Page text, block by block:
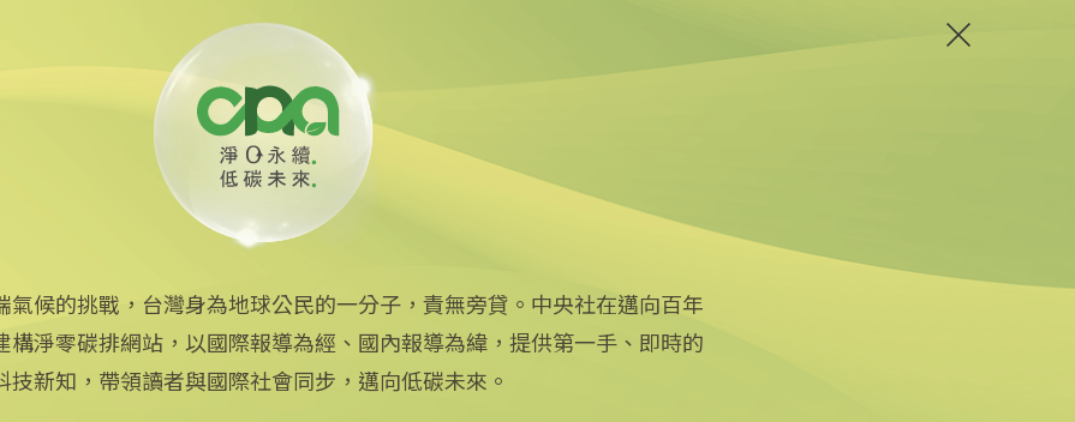
市場碳專案更透明
氣候的挑戰，台灣身為地球公民的一分子，責無旁貸。中央社在邁向百年
構淨零碳排網站，以國際報導為經、國內報導為緯，提供第一手、即時的
技新知，帶領讀者與國際社會同步，邁向低碳未來。